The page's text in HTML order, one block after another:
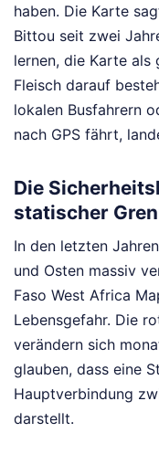
haben. Die Karte
Bittou seit zwei
lernen, die Karte als
Fleisch darauf
lokalen Busfahrern
nach GPS fährt,
Die
statischer
In den letzten
und Osten massiv
Faso West Africa
Lebensgefahr. Die
verändern sich
glauben, dass eine
Hauptverbindung
darstellt.